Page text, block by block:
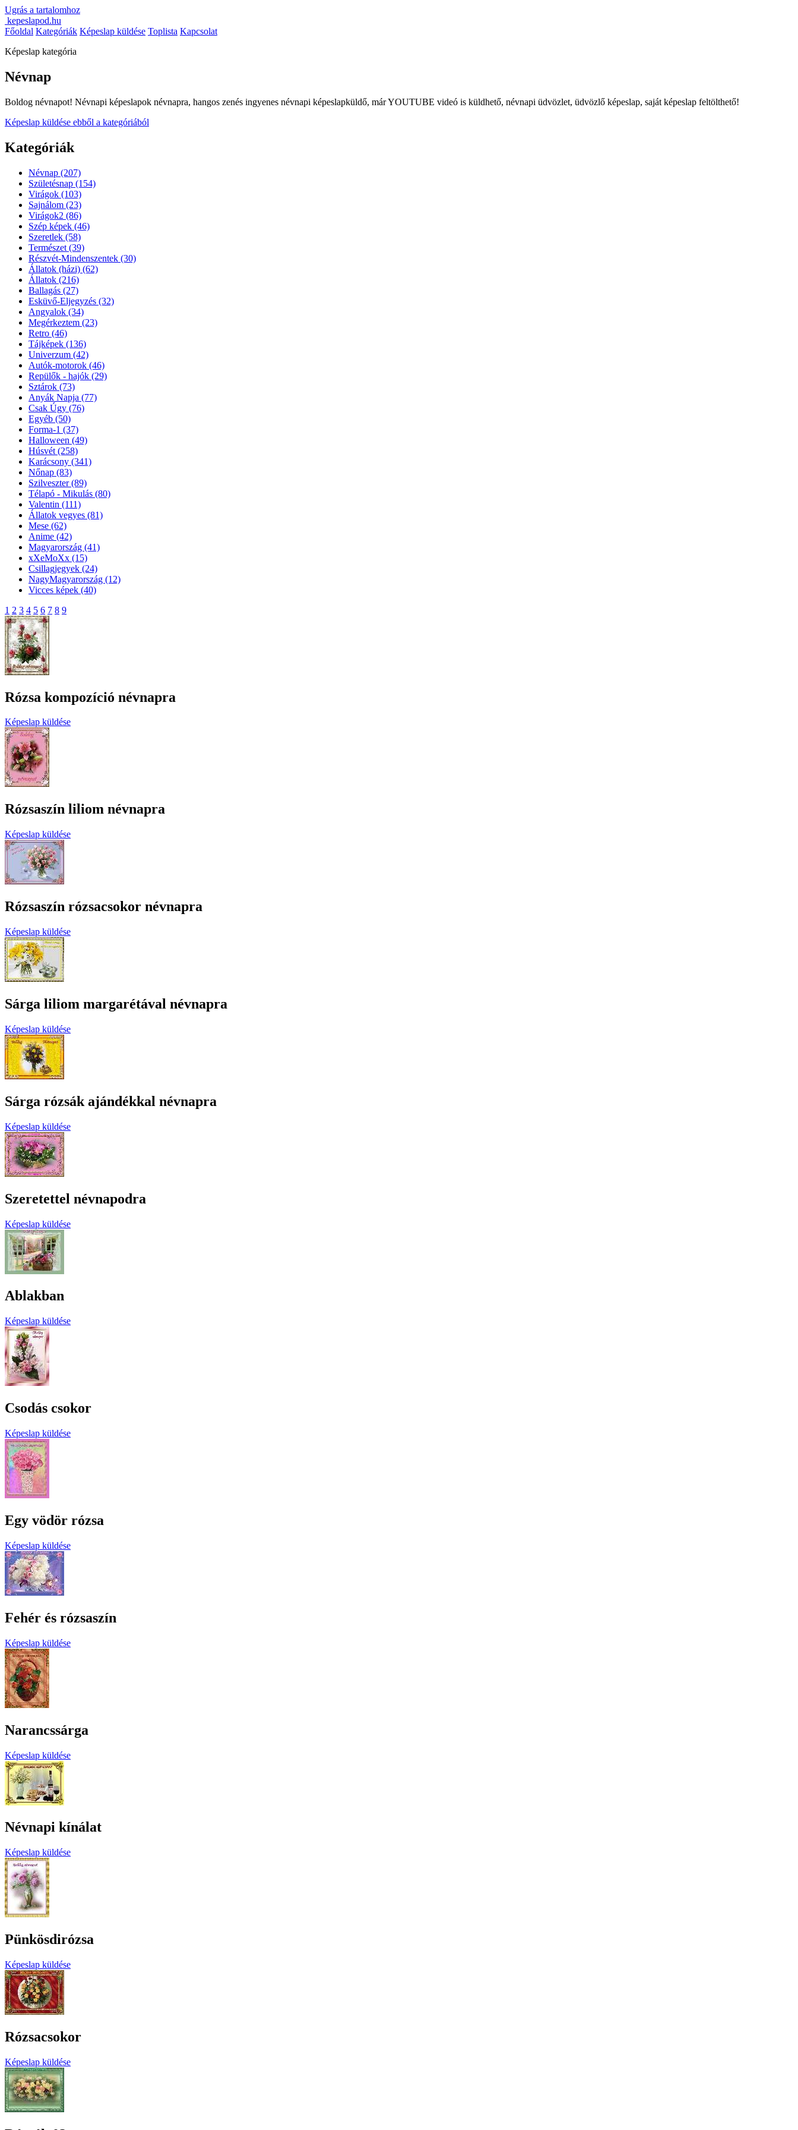
Ugrás a tartalomhoz
kepeslapod.hu
Főoldal Kategóriák Képeslap küldése Toplista Kapcsolat
Képeslap kategória
Névnap
Boldog névnapot! Névnapi képeslapok névnapra, hangos zenés ingyenes névnapi képeslapküldő, már YOUTUBE videó is küldhető, névnapi üdvözlet, üdvözlő képeslap, saját képeslap feltölthető!
Képeslap küldése ebből a kategóriából
Kategóriák
Névnap (207)
Születésnap (154)
Virágok (103)
Sajnálom (23)
Virágok2 (86)
Szép képek (46)
Szeretlek (58)
Természet (39)
Részvét-Mindenszentek (30)
Állatok (házi) (62)
Állatok (216)
Ballagás (27)
Esküvő-Eljegyzés (32)
Angyalok (34)
Megérkeztem (23)
Retro (46)
Tájképek (136)
Univerzum (42)
Autók-motorok (46)
Repülők - hajók (29)
Sztárok (73)
Anyák Napja (77)
Csak Úgy (76)
Egyéb (50)
Forma-1 (37)
Halloween (49)
Húsvét (258)
Karácsony (341)
Nőnap (83)
Szilveszter(89)
Télapó - Mikulás (80)
Valentin (111)
Állatok vegyes (81)
Mese (62)
Anime (42)
Magyarország (41)
xXeMoXx (15)
Csillagjegyek (24)
NagyMagyarország (12)
Vicces képek (40)
1 2 3 4 5 6 7 8 9
Rózsa kompozíció névnapra
Képeslap küldése
Rózsaszín liliom névnapra
Képeslap küldése
Rózsaszín rózsacsokor névnapra
Képeslap küldése
Sárga liliom margarétával névnapra
Képeslap küldése
Sárga rózsák ajándékkal névnapra
Képeslap küldése
Szeretettel névnapodra
Képeslap küldése
Ablakban
Képeslap küldése
Csodás csokor
Képeslap küldése
Egy vödör rózsa
Képeslap küldése
Fehér és rózsaszín
Képeslap küldése
Narancssárga
Képeslap küldése
Névnapi kínálat
Képeslap küldése
Pünkösdirózsa
Képeslap küldése
Rózsacsokor
Képeslap küldése